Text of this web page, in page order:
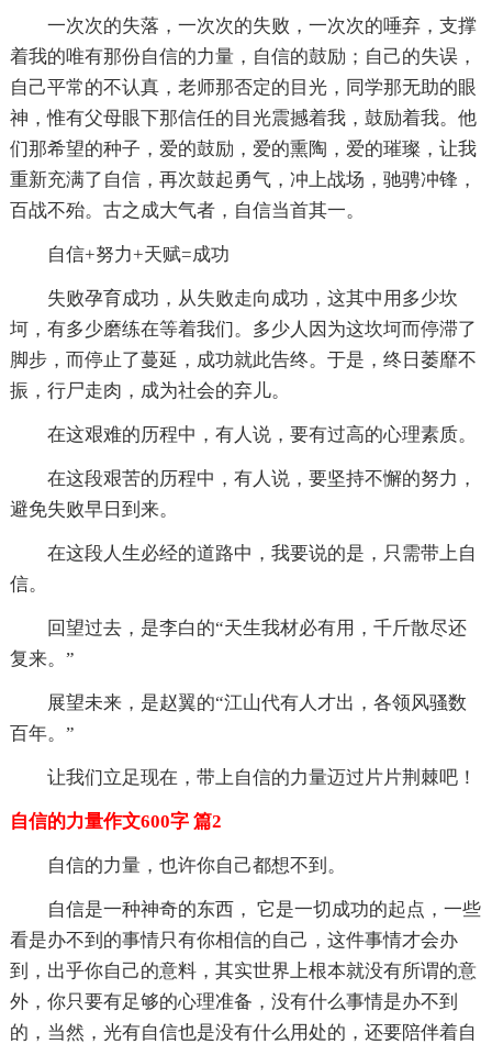
一次次的失落，一次次的失败，一次次的唾弃，支撑
着我的唯有那份自信的力量，自信的鼓励；自己的失误，
自己平常的不认真，老师那否定的目光，同学那无助的眼
神，惟有父母眼下那信任的目光震撼着我，鼓励着我。他
们那希望的种子，爱的鼓励，爱的熏陶，爱的璀璨，让我
重新充满了自信，再次鼓起勇气，冲上战场，驰骋冲锋，
百战不殆。古之成大气者，自信当首其一。
自信+努力+天赋=成功
失败孕育成功，从失败走向成功，这其中用多少坎
坷，有多少磨练在等着我们。多少人因为这坎坷而停滞了
脚步，而停止了蔓延，成功就此告终。于是，终日萎靡不
振，行尸走肉，成为社会的弃儿。
在这艰难的历程中，有人说，要有过高的心理素质。
在这段艰苦的历程中，有人说，要坚持不懈的努力，
避免失败早日到来。
在这段人生必经的道路中，我要说的是，只需带上自
信。
回望过去，是李白的“天生我材必有用，千斤散尽还
复来。”
展望未来，是赵翼的“江山代有人才出，各领风骚数
百年。”
让我们立足现在，带上自信的力量迈过片片荆棘吧！
自信的力量作文600字 篇2
自信的力量，也许你自己都想不到。
自信是一种神奇的东西， 它是一切成功的起点，一些
看是办不到的事情只有你相信的自己，这件事情才会办
到，出乎你自己的意料，其实世界上根本就没有所谓的意
外，你只要有足够的心理准备，没有什么事情是办不到
的，当然，光有自信也是没有什么用处的，还要陪伴着自